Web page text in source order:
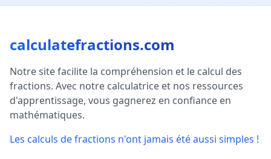
calculatefractions.com
Notre site facilite la compréhension et le calcul des
fractions. Avec notre calculatrice et nos ressources
d'apprentissage, vous gagnerez en confiance en
mathématiques.
Les calculs de fractions n'ont jamais été aussi simples !